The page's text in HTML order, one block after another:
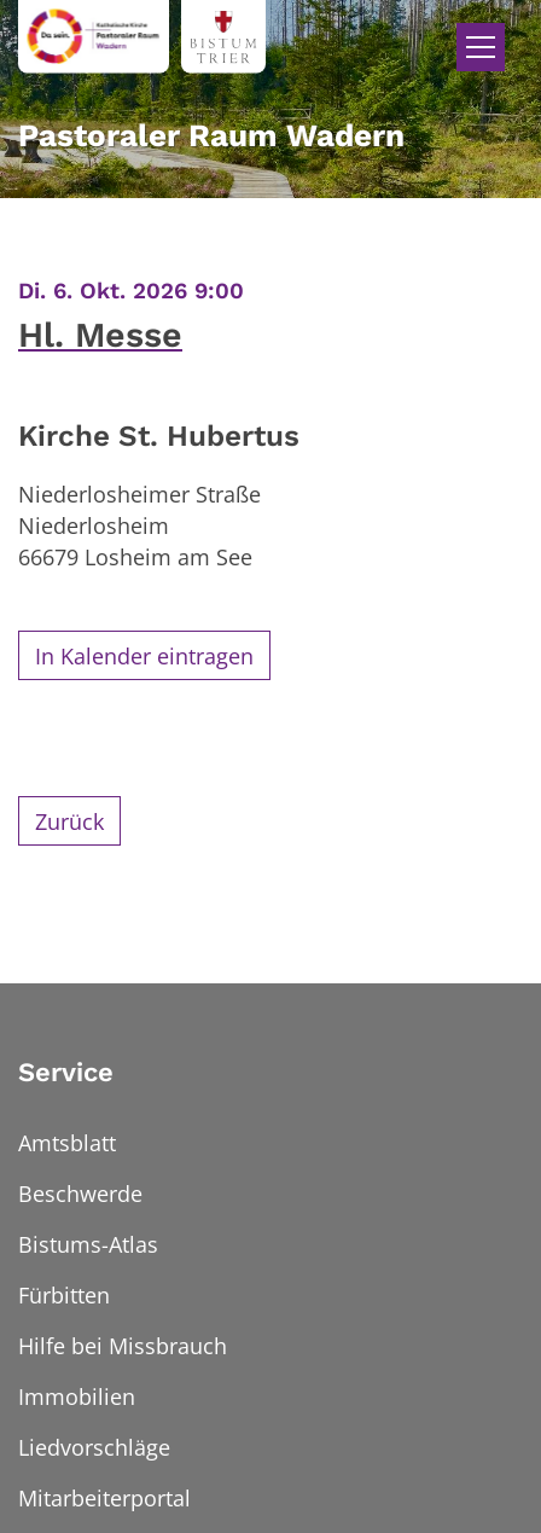
Zum Inhalt springen
Pastoraler Raum Wadern
Di. 6. Okt. 2026 9:00
Hl. Messe
Kirche St. Hubertus
Niederlosheimer Straße
Niederlosheim
66679 Losheim am See
In Kalender eintragen
Zurück
Service
Amtsblatt
Beschwerde
Bistums-Atlas
Fürbitten
Hilfe bei Missbrauch
Immobilien
Liedvorschläge
Mitarbeiterportal